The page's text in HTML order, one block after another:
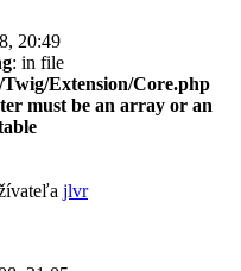
20:49
: in file
Extension/Core.php
must be an array or an
jlvr